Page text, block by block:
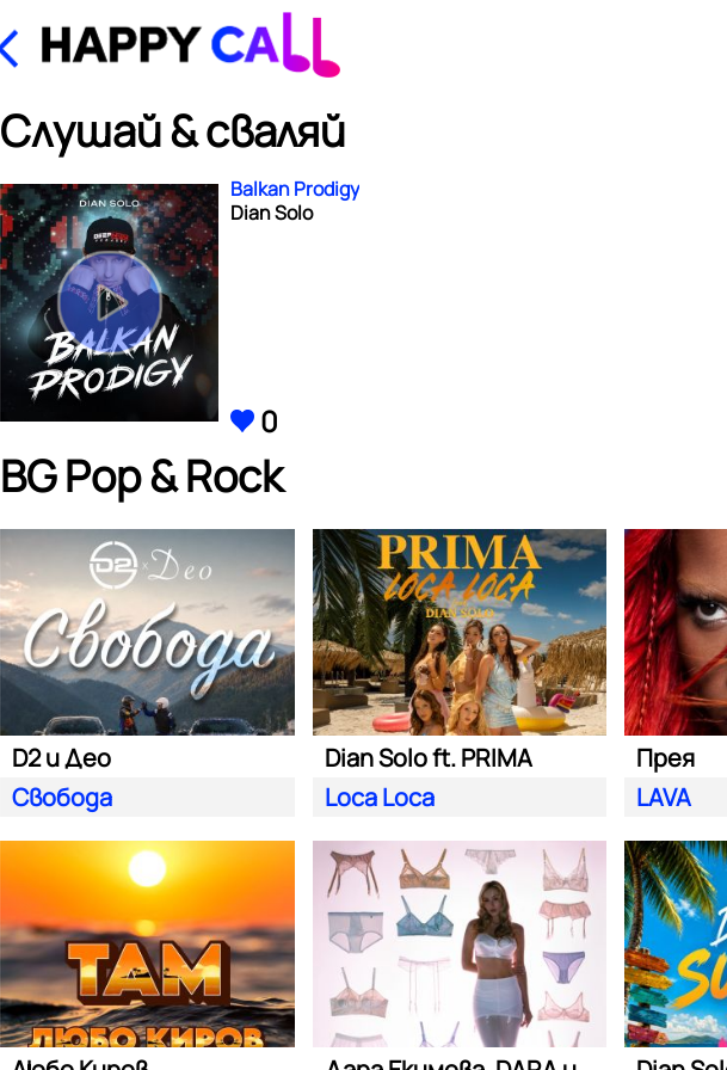
Слушай & сваляй
Balkan Prodigy
Dian Solo
0
BG Pop & Rock
D2 и Део
Свобода
Dian Solo ft. PRIMA
Loca Loca
Прея
LAVA